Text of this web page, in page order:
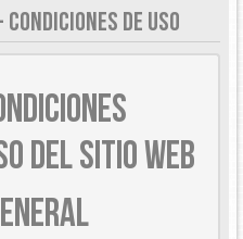
DE USO
DEL SITIO WEB